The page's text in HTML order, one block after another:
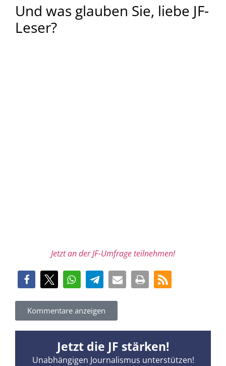
Und was glauben Sie, liebe JF-
Leser?
Jetzt an der JF-Umfrage teilnehmen!
Kommentare anzeigen
Jetzt die JF stärken!
Unabhängigen Journalismus unterstützen!